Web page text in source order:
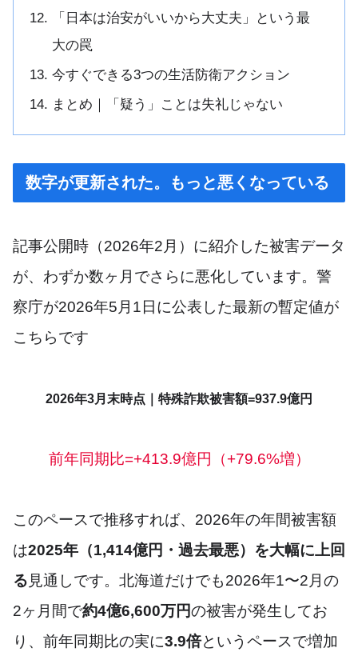
「日本は治安がいいから大丈夫」という最
大の罠
今すぐできる3つの生活防衛アクション
まとめ｜「疑う」ことは失礼じゃない
数字が更新された。もっと悪くなっている
記事公開時（2026年2月）に紹介した被害データ
が、わずか数ヶ月でさらに悪化しています。警
察庁が2026年5月1日に公表した最新の暫定値が
こちらです
2026年3月末時点｜特殊詐欺被害額=937.9億円
前年同期比=+413.9億円（+79.6%増）
このペースで推移すれば、2026年の年間被害額
は2025年（1,414億円・過去最悪）を大幅に上回
る 見通しです。北海道だけでも2026年1〜2月の
2ヶ月間で約4億6,600万円の被害が発生してお
り、前年同期比の実に3.9倍というペースで増加